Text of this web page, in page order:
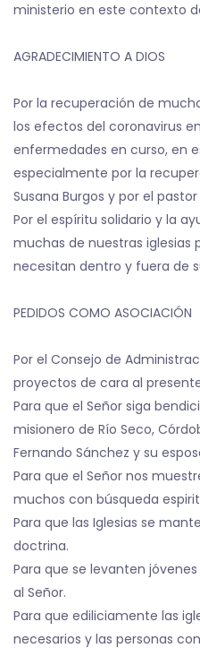
ministerio en este contexto
AGRADECIMIENTO A DIOS
Por la recuperación de
los efectos del coronavirus
enfermedades en curso, en
especialmente por la
Susana Burgos y por el
Por el espíritu solidario y la
muchas de nuestras iglesias
necesitan dentro y fuera de
PEDIDOS COMO ASOCIACIÓN
Por el Consejo de
proyectos de cara al
Para que el Señor siga
misionero de Río Seco,
Fernando Sánchez y su
Para que el Señor nos
muchos con búsqueda
Para que las Iglesias se
doctrina.
Para que se levanten
al Señor.
Para que ediliciamente las
necesarios y las personas